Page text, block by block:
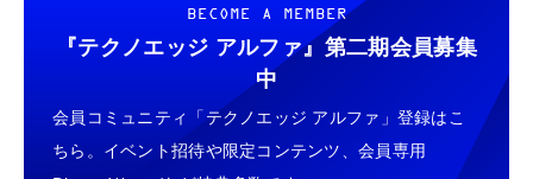
BECOME A MEMBER
『テクノエッジ アルファ』 第二期会員募集
中
会員コミュニティ「テクノエッジ アルファ」登録はこ
ちら。イベント招待や限定コンテンツ、会員専用